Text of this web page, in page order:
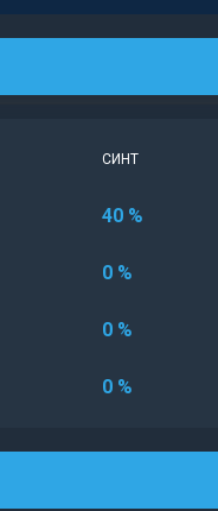
СИНТ
40 %
0 %
0 %
0 %